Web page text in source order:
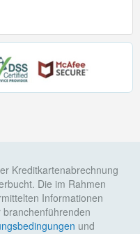
Kreditkartenabrechnung
Die im Rahmen
Informationen
und